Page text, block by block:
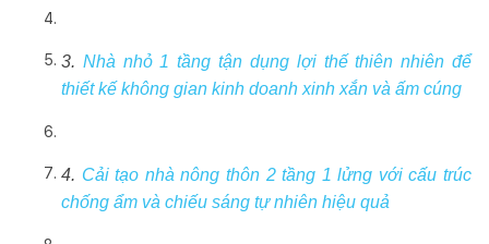
3. Nhà nhỏ 1 tầng tận dụng lợi thế thiên nhiên để
thiết kế không gian kinh doanh xinh xắn và ấm cúng
4. Cải tạo nhà nông thôn 2 tầng 1 lửng với cấu trúc
chống ẩm và chiếu sáng tự nhiên hiệu quả